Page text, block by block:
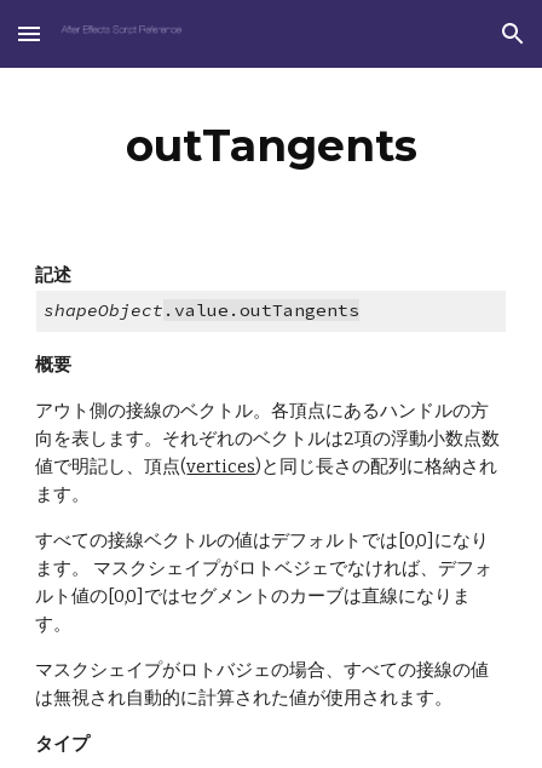
Skip to main content Skip to navigation
outTangents
記述
shapeObject .value.outTangents
概要
アウト側の接線のベクトル。各頂点にあるハンドルの方
向を表します。それぞれのベクトルは2項の浮動小数点数
値で明記し、頂点(vertices)と同じ長さの配列に格納され
ます。
すべての接線ベクトルの値はデフォルトでは[0,0]になり
ます。 マスクシェイプがロトベジェでなければ、デフォ
ルト値の[0,0]ではセグメントのカーブは直線になりま
す。
マスクシェイプがロトバジェの場合、すべての接線の値
は無視され自動的に計算された値が使用されます。
タイプ